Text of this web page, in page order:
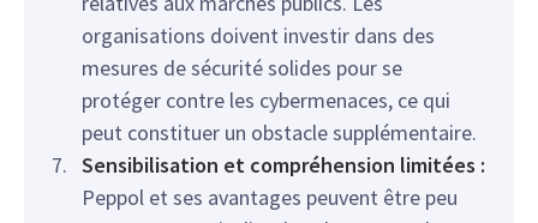
organisations doivent investir dans des
mesures de sécurité solides pour se
protéger contre les cybermenaces, ce qui
peut constituer un obstacle supplémentaire.
Sensibilisation et compréhension limitées :
Peppol et ses avantages peuvent être peu